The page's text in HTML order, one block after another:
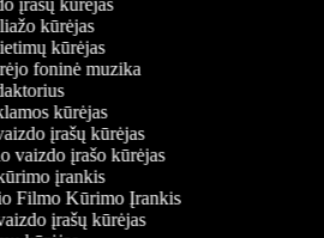
įrašų kūrėjas
kūrėjas
kūrėjas
foninė muzika
kūrėjas
įrašų kūrėjas
vaizdo įrašo kūrėjas
įrankis
Filmo Kūrimo Įrankis
įrašų kūrėjas